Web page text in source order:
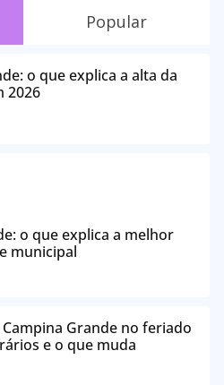
Popular
o que explica a alta da
2026
o que explica a melhor
municipal
Grande no feriado
e o que muda